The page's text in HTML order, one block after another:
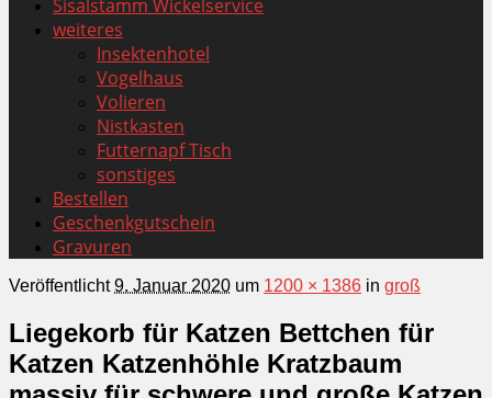
Sisalstamm Wickelservice
weiteres
Insektenhotel
Vogelhaus
Volieren
Nistkasten
Futternapf Tisch
sonstiges
Bestellen
Geschenkgutschein
Gravuren
Veröffentlicht9. Januar 2020 um 1200 × 1386 in groß
Liegekorb für Katzen Bettchen für
Katzen Katzenhöhle Kratzbaum